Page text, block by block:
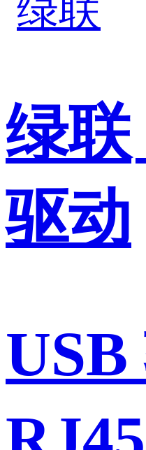
绿联
驱动
USB